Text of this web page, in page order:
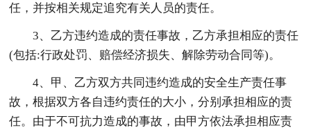
任，并按相关规定追究有关人员的责任。
3、乙方违约造成的责任事故，乙方承担相应的责任
(包括:行政处罚、赔偿经济损失、解除劳动合同等)。
4、甲、乙方双方共同违约造成的安全生产责任事
故，根据双方各自违约责任的大小，分别承担相应的责
任。由于不可抗力造成的事故，由甲方依法承担相应责